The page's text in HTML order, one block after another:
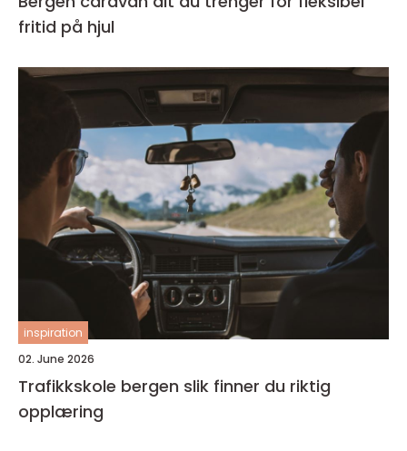
fritid på hjul
inspiration
02. June 2026
Trafikkskole bergen slik finner du riktig
opplæring